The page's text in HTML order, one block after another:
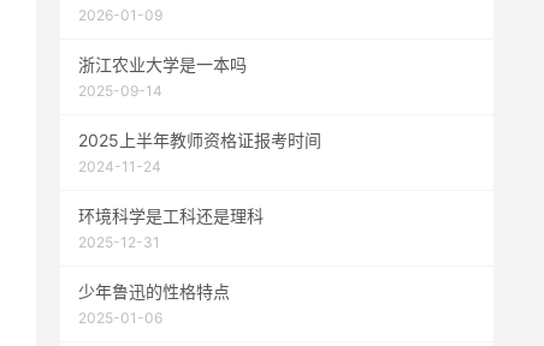
2026-01-09
浙江农业大学是一本吗
2025-09-14
2025上半年教师资格证报考时间
2024-11-24
环境科学是工科还是理科
2025-12-31
少年鲁迅的性格特点
2025-01-06